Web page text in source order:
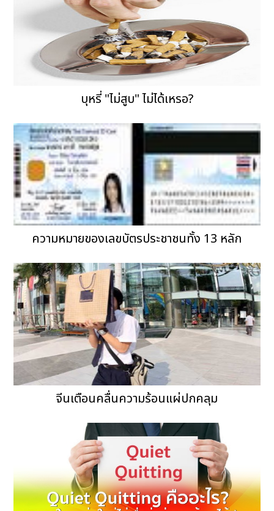
บุหรี่ "ไม่สูบ" ไม่ได้เหรอ?
ความหมายของเลขบัตรประชาชนทั้ง 13 หลัก
จีนเตือนคลื่นความร้อนแผ่ปกคลุม